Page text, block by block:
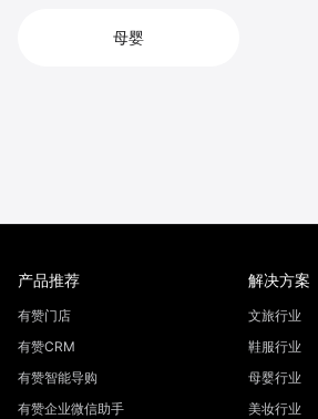
母婴
产品推荐
有赞门店
有赞CRM
有赞智能导购
有赞企业微信助手
解决方案
文旅行业
鞋服行业
母婴行业
美妆行业